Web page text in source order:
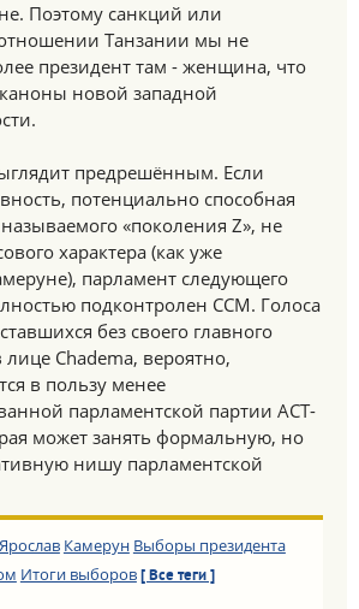
Поэтому санкций или
Танзании мы не
президент там - женщина, что
новой западной
предрешённым. Если
потенциально способная
«поколения Z», не
характера (как уже
парламент следующего
подконтролен CCM. Голоса
без своего главного
лице Chadema, вероятно,
в пользу менее
парламентской партии ACT-
может занять формальную, но
нишу парламентской
Камерун Выборы президента
Итоги выборов [ Все теги ]